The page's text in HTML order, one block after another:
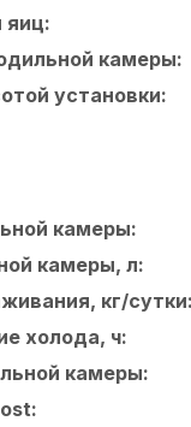
яиц:
камеры:
установки:
камеры:
камеры, л:
кг/
холода, ч:
камеры: